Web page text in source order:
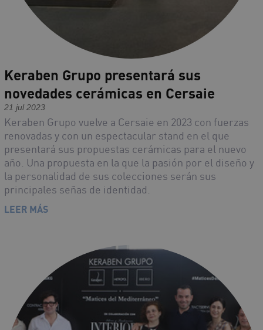
Keraben Grupo presentará sus
novedades cerámicas en Cersaie
21 jul 2023
Keraben Grupo vuelve a Cersaie en 2023 con fuerzas
renovadas y con un espectacular stand en el que
presentará sus propuestas cerámicas para el nuevo
año. Una propuesta en la que la pasión por el diseño y
la personalidad de sus colecciones serán sus
principales señas de identidad.
LEER MÁS